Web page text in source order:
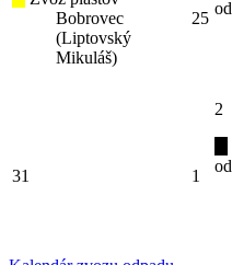
Bobrovec
(Liptovský
Mikuláš)
25
31 1
2